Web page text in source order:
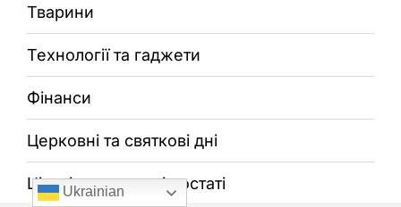
Тварини
Технології та гаджети
Фінанси
Церковні та святкові дні
Цікаві та визначні постаті
Ukrainian